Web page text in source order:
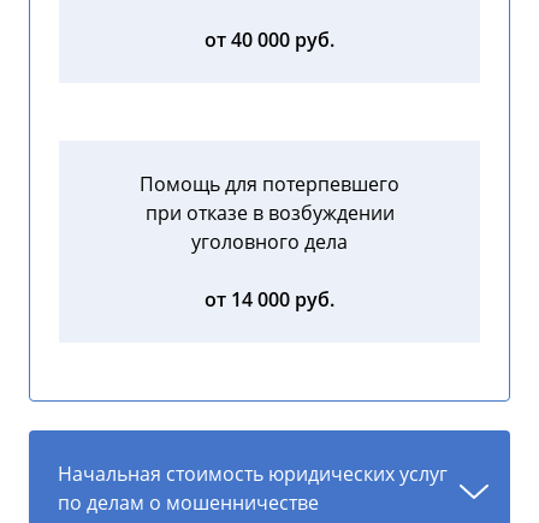
от 40 000 руб.
Помощь для потерпевшего
при отказе в возбуждении
уголовного дела
от 14 000 руб.
Начальная стоимость юридических услуг
по делам о мошенничестве